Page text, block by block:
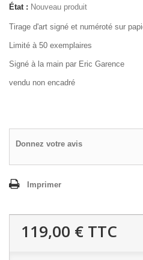
État : Nouveau produit
Tirage d'art signé et numéroté sur
Limité à 50 exemplaires
Signé à la main par Eric Garence
vendu non encadré
Donnez votre avis
Imprimer
119,00 € TTC